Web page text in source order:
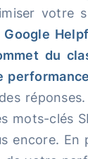
votre
du
mots-clés
encore. En